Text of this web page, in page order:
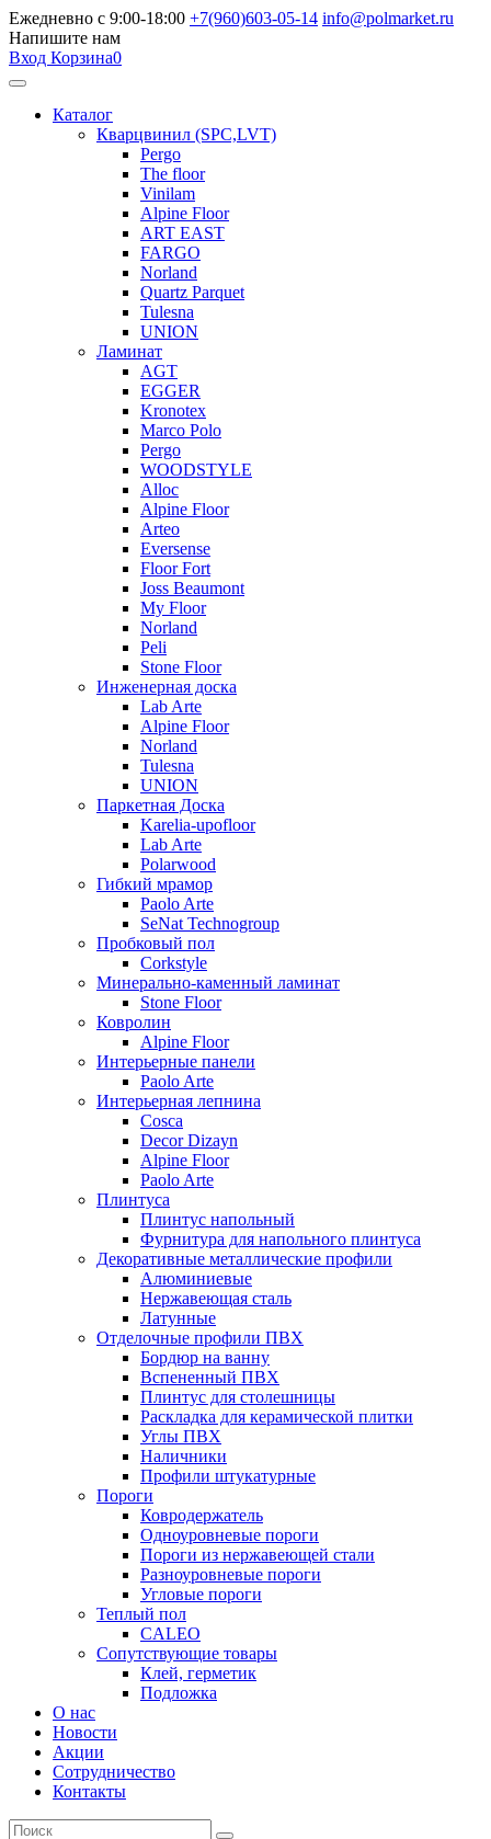
Ежедневно с 9:00-18:00 +7(960)603-05-14 info@polmarket.ru
Напишите нам
Вход Корзина0
Каталог
Кварцвинил (SPC,LVT)
Pergo
The floor
Vinilam
Alpine Floor
ART EAST
FARGO
Norland
Quartz Parquet
Tulesna
UNION
Ламинат
AGT
EGGER
Kronotex
Marco Polo
Pergo
WOODSTYLE
Alloc
Alpine Floor
Arteo
Eversense
Floor Fort
Joss Beaumont
My Floor
Norland
Peli
Stone Floor
Инженерная доска
Lab Arte
Alpine Floor
Norland
Tulesna
UNION
Паркетная Доска
Karelia-upofloor
Lab Arte
Polarwood
Гибкий мрамор
Paolo Arte
SeNat Technogroup
Пробковый пол
Corkstyle
Минерально-каменный ламинат
Stone Floor
Ковролин
Alpine Floor
Интерьерные панели
Paolo Arte
Интерьерная лепнина
Cosca
Decor Dizayn
Alpine Floor
Paolo Arte
Плинтуса
Плинтус напольный
Фурнитура для напольного плинтуса
Декоративные металлические профили
Алюминиевые
Нержавеющая сталь
Латунные
Отделочные профили ПВХ
Бордюр на ванну
Вспененный ПВХ
Плинтус для столешницы
Раскладка для керамической плитки
Углы ПВХ
Наличники
Профили штукатурные
Пороги
Ковродержатель
Одноуровневые пороги
Пороги из нержавеющей стали
Разноуровневые пороги
Угловые пороги
Теплый пол
CALEO
Сопутствующие товары
Клей, герметик
Подложка
О нас
Новости
Акции
Сотрудничество
Контакты